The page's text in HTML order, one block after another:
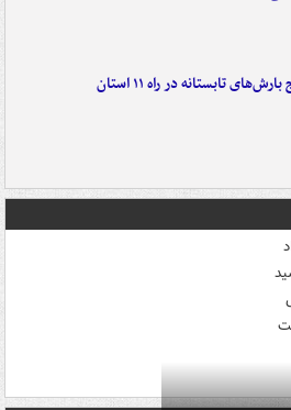
تابستانه در راه ۱۱ استان